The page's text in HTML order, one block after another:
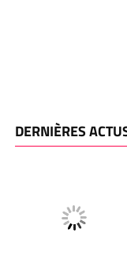
DERNIÈRES